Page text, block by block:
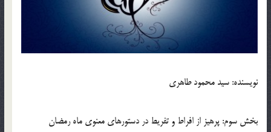
نویسنده: سید محمود طاهری
بخش سوم: پرهيز از افراط و تفريط در دستورهاي معنوي ماه رمضان